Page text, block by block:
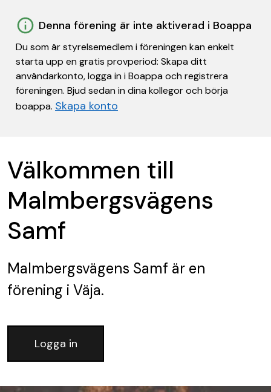
Denna förening är inte aktiverad i Boappa
Du som är styrelsemedlem i föreningen kan enkelt
starta upp en gratis provperiod: Skapa ditt
användarkonto, logga in i Boappa och registrera
föreningen. Bjud sedan in dina kollegor och börja
boappa. Skapa konto
Välkommen till
Malmbergsvägens
Samf
Malmbergsvägens Samf är en
förening i Väja.
Logga in